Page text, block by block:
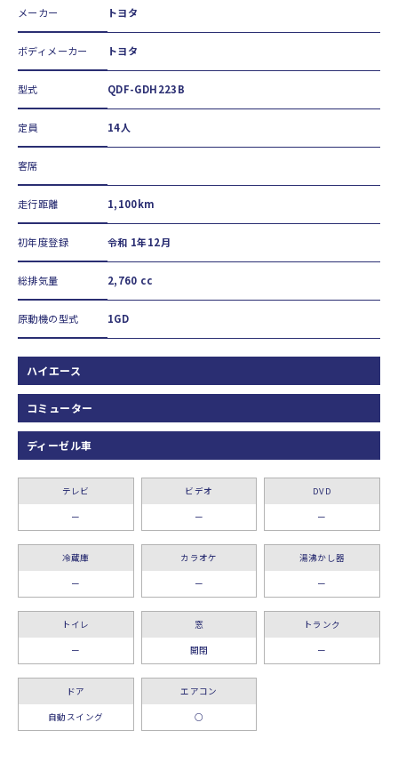
メーカー トヨタ
ボディメーカー トヨタ
型式 QDF-GDH223B
定員 14人
客席
走行距離 1,100km
初年度登録 令和 1年12月
総排気量 2,760 cc
原動機の型式 1GD
ハイエース
コミューター
ディーゼル車
テレビ
ー
ビデオ
ー
DVD
ー
冷蔵庫
ー
カラオケ
ー
湯沸かし器
ー
トイレ
ー
窓
開閉
トランク
ー
ドア
自動スイング
エアコン
○